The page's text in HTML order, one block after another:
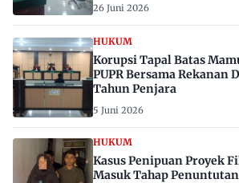
26 Juni 2026
HUKUM
Korupsi Tapal Batas
PUPR Bersama Rekanan
Tahun Penjara
5 Juni 2026
HUKUM
Kasus Penipuan Proyek
Masuk Tahap Penuntutan